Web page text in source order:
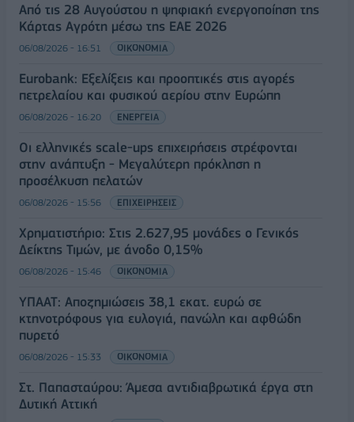
Από τις 28 Αυγούστου η ψηφιακή ενεργοποίηση της
Κάρτας Αγρότη μέσω της ΕΑΕ 2026
06/08/2026 - 16:51 ΟΙΚΟΝΟΜΙΑ
Eurobank: Εξελίξεις και προοπτικές στις αγορές
πετρελαίου και φυσικού αερίου στην Ευρώπη
06/08/2026 - 16:20 ΕΝΕΡΓΕΙΑ
Οι ελληνικές scale-ups επιχειρήσεις στρέφονται
στην ανάπτυξη - Μεγαλύτερη πρόκληση η
προσέλκυση πελατών
06/08/2026 - 15:56 ΕΠΙΧΕΙΡΗΣΕΙΣ
Χρηματιστήριο: Στις 2.627,95 μονάδες ο Γενικός
Δείκτης Τιμών, με άνοδο 0,15%
06/08/2026 - 15:46 ΟΙΚΟΝΟΜΙΑ
ΥΠΑΑΤ: Αποζημιώσεις 38,1 εκατ. ευρώ σε
κτηνοτρόφους για ευλογιά, πανώλη και αφθώδη
πυρετό
06/08/2026 - 15:33 ΟΙΚΟΝΟΜΙΑ
Στ. Παπασταύρου: Άμεσα αντιδιαβρωτικά έργα στη
Δυτική Αττική